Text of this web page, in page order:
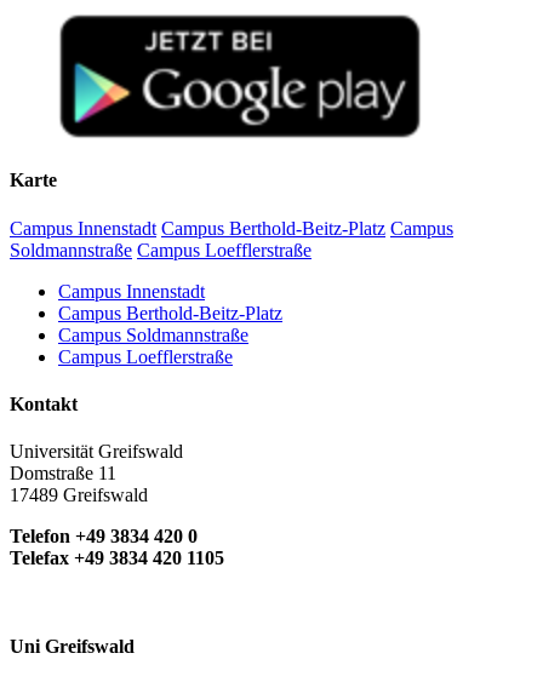
Karte
Campus Innenstadt Campus Berthold-Beitz-Platz Campus
Soldmannstraße Campus Loefflerstraße
Campus Innenstadt
Campus Berthold-Beitz-Platz
Campus Soldmannstraße
Campus Loefflerstraße
Kontakt
Universität Greifswald
Domstraße 11
17489 Greifswald
Telefon +49 3834 420 0
Telefax +49 3834 420 1105
Uni Greifswald